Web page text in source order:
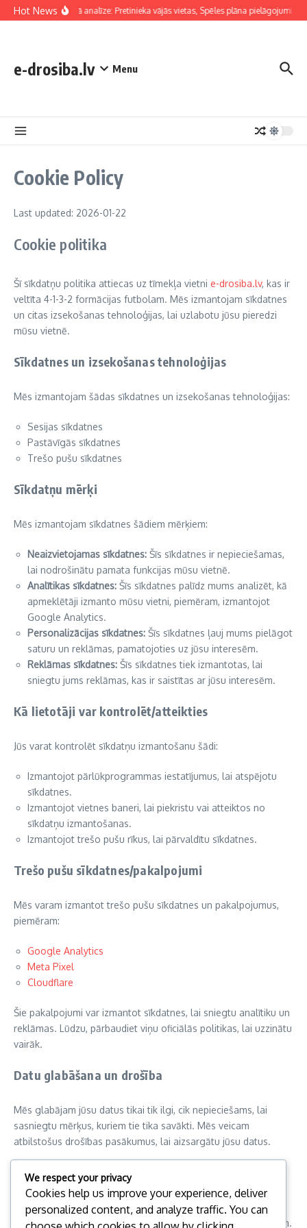
Skip to content
Hot NewsTaktiskā analīze: Pretinieka vājās vietas, Spēles plāna pielāgojumi,
e-drosiba.lv Menu
Cookie Policy
Last updated: 2026-01-22
Cookie politika
Šī sīkdatņu politika attiecas uz tīmekļa vietni e-drosiba.lv, kas ir
veltīta 4-1-3-2 formācijas futbolam. Mēs izmantojam sīkdatnes
un citas izsekošanas tehnoloģijas, lai uzlabotu jūsu pieredzi
mūsu vietnē.
Sīkdatnes un izsekošanas tehnoloģijas
Mēs izmantojam šādas sīkdatnes un izsekošanas tehnoloģijas:
Sesijas sīkdatnes
Pastāvīgās sīkdatnes
Trešo pušu sīkdatnes
Sīkdatņu mērķi
Mēs izmantojam sīkdatnes šādiem mērķiem:
Neaizvietojamas sīkdatnes: Šīs sīkdatnes ir nepieciešamas,
lai nodrošinātu pamata funkcijas mūsu vietnē.
Analītikas sīkdatnes: Šīs sīkdatnes palīdz mums analizēt, kā
apmeklētāji izmanto mūsu vietni, piemēram, izmantojot
Google Analytics.
Personalizācijas sīkdatnes: Šīs sīkdatnes ļauj mums pielāgot
saturu un reklāmas, pamatojoties uz jūsu interesēm.
Reklāmas sīkdatnes: Šīs sīkdatnes tiek izmantotas, lai
sniegtu jums reklāmas, kas ir saistītas ar jūsu interesēm.
Kā lietotāji var kontrolēt/atteikties
Jūs varat kontrolēt sīkdatņu izmantošanu šādi:
Izmantojot pārlūkprogrammas iestatījumus, lai atspējotu
sīkdatnes.
Izmantojot vietnes baneri, lai piekristu vai atteiktos no
sīkdatņu izmantošanas.
Izmantojot trešo pušu rīkus, lai pārvaldītu sīkdatnes.
Trešo pušu sīkdatnes/pakalpojumi
Mēs varam izmantot trešo pušu sīkdatnes un pakalpojumus,
piemēram:
Google Analytics
Meta Pixel
Cloudflare
Šie pakalpojumi var izmantot sīkdatnes, lai sniegtu analītiku un
reklāmas. Lūdzu, pārbaudiet viņu oficiālās politikas, lai uzzinātu
vairāk.
Datu glabāšana un drošība
Mēs glabājam jūsu datus tikai tik ilgi, cik nepieciešams, lai
sasniegtu mērķus, kuriem tie tika savākti. Mēs veicam
atbilstošus drošības pasākumus, lai aizsargātu jūsu datus.
Politikas atjauninājumi
Mēs varam periodiski atjaunināt šo sīkdatņu politiku. Jums
ieteicams regulāri pārbaudīt šo lapu, lai uzzinātu par izmaiņām.
We respect your privacy
Cookies help us improve your experience, deliver
personalized content, and analyze traffic. You can